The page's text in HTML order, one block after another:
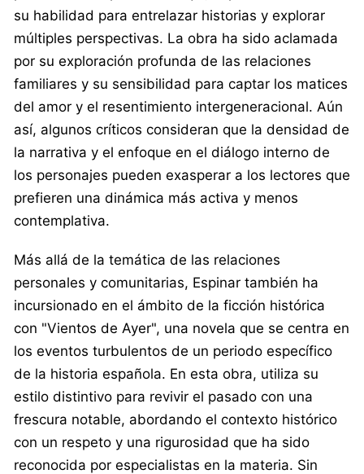
su habilidad para entrelazar historias y explorar
múltiples perspectivas. La obra ha sido aclamada
por su exploración profunda de las relaciones
familiares y su sensibilidad para captar los matices
del amor y el resentimiento intergeneracional. Aún
así, algunos críticos consideran que la densidad de
la narrativa y el enfoque en el diálogo interno de
los personajes pueden exasperar a los lectores que
prefieren una dinámica más activa y menos
contemplativa.
Más allá de la temática de las relaciones
personales y comunitarias, Espinar también ha
incursionado en el ámbito de la ficción histórica
con "Vientos de Ayer", una novela que se centra en
los eventos turbulentos de un periodo específico
de la historia española. En esta obra, utiliza su
estilo distintivo para revivir el pasado con una
frescura notable, abordando el contexto histórico
con un respeto y una rigurosidad que ha sido
reconocida por especialistas en la materia. Sin